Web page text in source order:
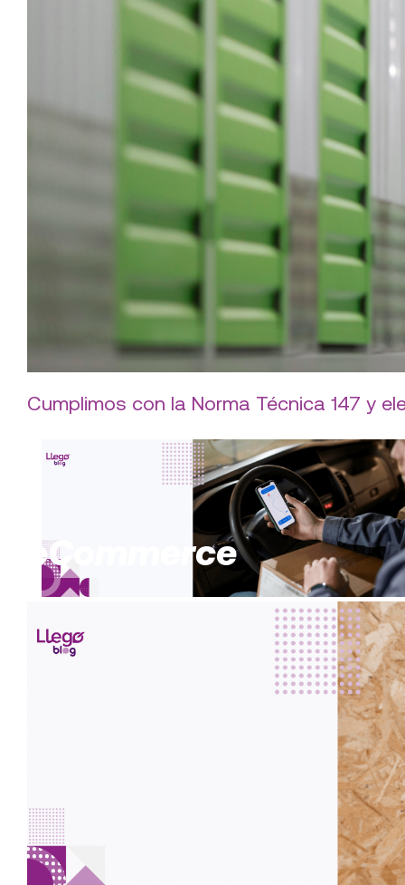
Cumplimos con la Norma Técnica 147 y
Servicio express y seguimiento en
nuestros beneficios
eCommerce